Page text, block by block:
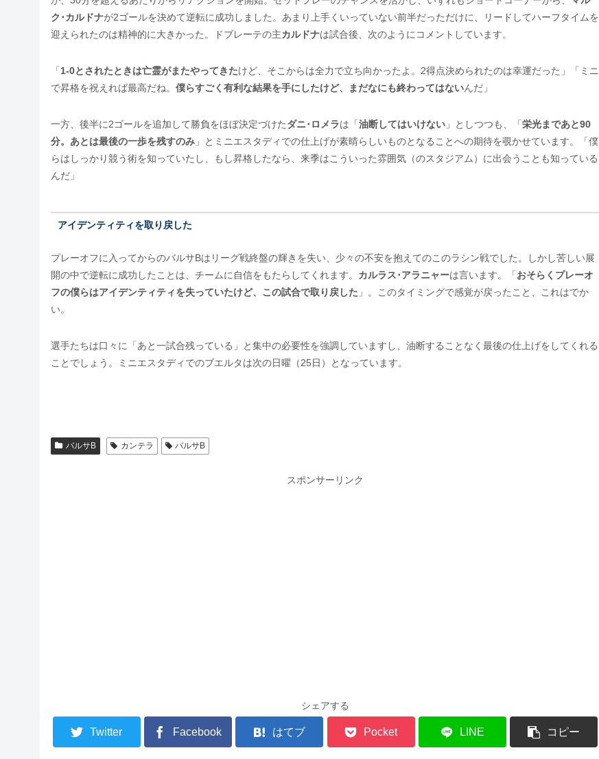
ク･カルドナが2ゴールを決めて逆転に成功しました。あまり上手くいっていない前半だっただけに、リードしてハーフタイムを
迎えられたのは精神的に大きかった。ドブレーテの主カルドナは試合後、次のようにコメントしています。
「 1-0とされたときは亡霊がまたやってきたけど、そこからは全力で立ち向かったよ。2得点決められたのは幸運だった」「ミニ
で昇格を祝えれば最高だね。 僕らすごく有利な結果を手にしたけど、まだなにも終わってはないんだ」
一方、後半に2ゴールを追加して勝負をほぼ決定づけたダニ･ロメラは「 油断してはいけない 」としつつも、「 栄光まであと90
分。あとは最後の一歩を残すのみ 」とミニエスタディでの仕上げが素晴らしいものとなることへの期待を覗かせています。「僕
らはしっかり競う術を知っていたし、もし昇格したなら、来季はこういった雰囲気（のスタジアム）に出会うことも知っている
んだ」
アイデンティティを取り戻した
プレーオフに入ってからのバルサBはリーグ戦終盤の輝きを失い、少々の不安を抱えてのこのラシン戦でした。しかし苦しい展
開の中で逆転に成功したことは、チームに自信をもたらしてくれます。 カルラス･アラニャーは言います。「 おそらくプレーオ
フの僕らはアイデンティティを失っていたけど、この試合で取り戻した 」。このタイミングで感覚が戻ったこと、これはでか
い。
選手たちは口々に「あと一試合残っている」と集中の必要性を強調していますし、油断することなく最後の仕上げをしてくれる
ことでしょう。ミニエスタディでのブエルタは次の日曜（25日）となっています。
バルサB カンテラ バルサB
スポンサーリンク
シェアする
Twitter Facebook はてブ Pocket LINE コピー